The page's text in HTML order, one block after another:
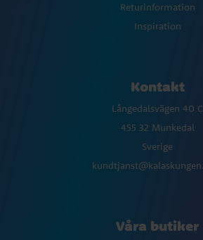
Returinformation
Inspiration
Kontakt
Långedalsvägen 40 C
455 32 Munkedal
Sverige
Våra butiker